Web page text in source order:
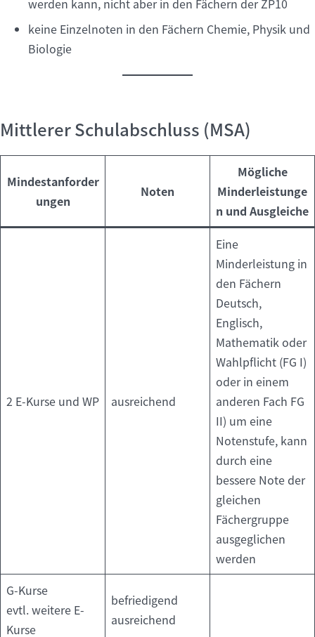
werden kann, nicht aber in den Fächern der ZP10
keine Einzelnoten in den Fächern Chemie, Physik und
Biologie
Mittlerer Schulabschluss (MSA)
Mindestanforder
ungen
Noten
Mögliche
Minderleistunge
n und Ausgleiche
2 E-Kurse und WP ausreichend
Eine
Minderleistung in
den Fächern
Deutsch,
Englisch,
Mathematik oder
Wahlpflicht (FG I)
oder in einem
anderen Fach FG
II) um eine
Notenstufe, kann
durch eine
bessere Note der
gleichen
Fächergruppe
ausgeglichen
werden
G-Kurse
evtl. weitere E-
Kurse
befriedigend
ausreichend